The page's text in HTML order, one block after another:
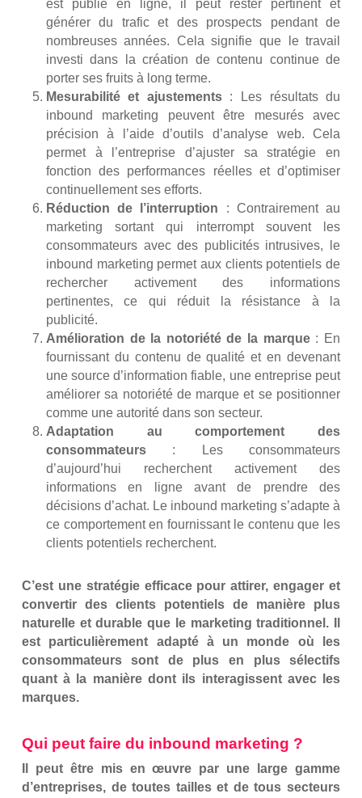
est publié en ligne, il peut rester pertinent et
générer du trafic et des prospects pendant de
nombreuses années. Cela signifie que le travail
investi dans la création de contenu continue de
porter ses fruits à long terme.
Mesurabilité et ajustements: Les résultats du
inbound marketing peuvent être mesurés avec
précision à l’aide d’outils d’analyse web. Cela
permet à l’entreprise d’ajuster sa stratégie en
fonction des performances réelles et d’optimiser
continuellement ses efforts.
Réduction de l’interruption : Contrairement au
marketing sortant qui interrompt souvent les
consommateurs avec des publicités intrusives, le
inbound marketing permet aux clients potentiels de
rechercher activement des informations
pertinentes, ce qui réduit la résistance à la
publicité.
Amélioration de la notoriété de la marque: En
fournissant du contenu de qualité et en devenant
une source d’information fiable, une entreprise peut
améliorer sa notoriété de marque et se positionner
comme une autorité dans son secteur.
Adaptation au comportement des
consommateurs: Les consommateurs
d’aujourd’hui recherchent activement des
informations en ligne avant de prendre des
décisions d’achat. Le inbound marketing s’adapte à
ce comportement en fournissant le contenu que les
clients potentiels recherchent.
C’est une stratégie efficace pour attirer, engager et
convertir des clients potentiels de manière plus
naturelle et durable que le marketing traditionnel. Il
est particulièrement adapté à un monde où les
consommateurs sont de plus en plus sélectifs
quant à la manière dont ils interagissent avec les
marques.
Qui peut faire du inbound marketing ?
Il peut être mis en œuvre par une large gamme
d’entreprises, de toutes tailles et de tous secteurs